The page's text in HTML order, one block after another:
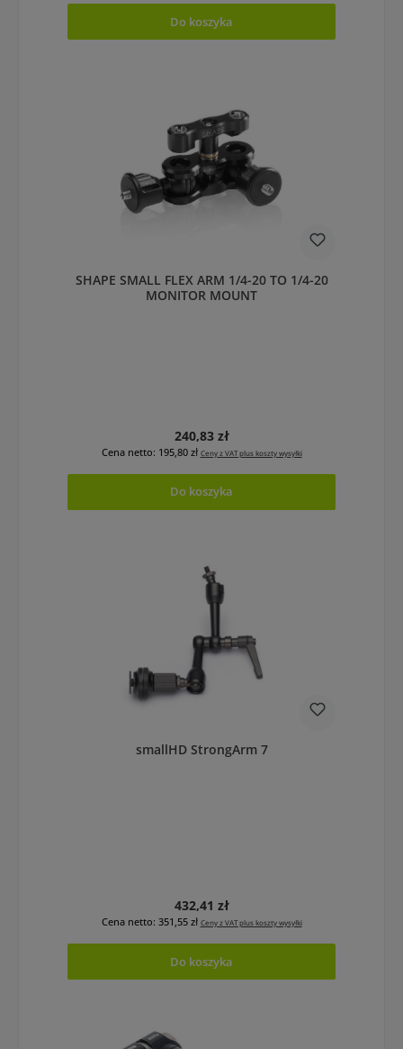
Do koszyka
SHAPE SMALL FLEX ARM 1/4-20 TO 1/4-20
MONITOR MOUNT
Cena regularna:
240,83 zł
Cena netto: 195,80 zł Ceny z VAT plus koszty wysyłki
Do koszyka
smallHD StrongArm 7
Cena regularna:
432,41 zł
Cena netto: 351,55 zł Ceny z VAT plus koszty wysyłki
Do koszyka